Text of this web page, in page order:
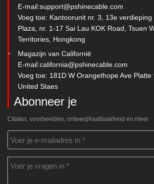
E-mail:support@pshinecable.com
Voeg toe: Kantoorunit nr. 3, 13e
Plaza, nr. 1-17 Sai Lau KOK Road, Tsuen
Territories, Hongkong
Magazijn van Californië
E-mail:california@pshinecable.com
Voeg toe: 181D W Orangethope Ave Platte
United Staes
Abonneer je
Citaten, voorbeelden, ontwerphaalbaarheid en meer